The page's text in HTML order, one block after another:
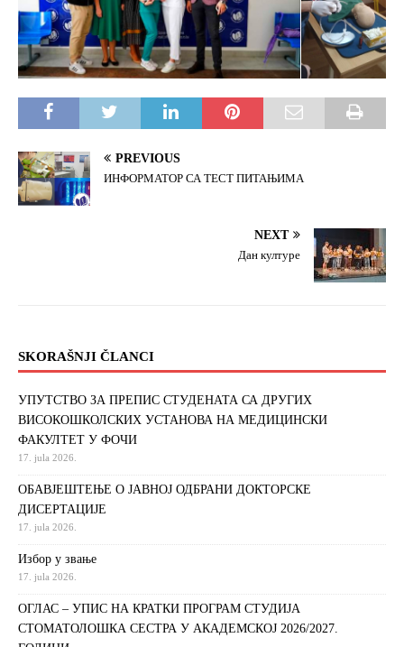
PREVIOUS
ИНФОРМАТОР СА ТЕСТ ПИТАЊИМА
NEXT
Дан културе
SKORAŠNJI ČLANCI
УПУТСТВО ЗА ПРЕПИС СТУДЕНАТА СА ДРУГИХ
ВИСОКОШКОЛСКИХ УСТАНОВА НА МЕДИЦИНСКИ
ФАКУЛТЕТ У ФОЧИ
17. jula 2026.
ОБАВЈЕШТЕЊЕ О ЈАВНОЈ ОДБРАНИ ДОКТОРСКЕ
ДИСЕРТАЦИЈЕ
17. jula 2026.
Избор у звање
17. jula 2026.
ОГЛАС – УПИС НА КРАТКИ ПРОГРАМ СТУДИЈА
СТОМАТОЛОШКА СЕСТРА У АКАДЕМСКОЈ 2026/2027.